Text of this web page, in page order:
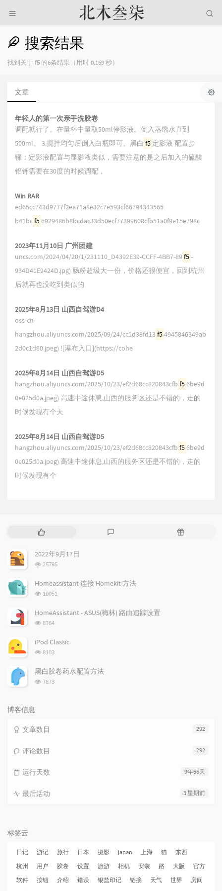
搜索结果
找到关于f5的6条结果（用时 0.169 秒）
文章
年轻人的第一次亲手洗胶卷
调配就行了。在量杯中量取50ml停影液。倒入蒸馏水直到
500ml。 3.搅拌均匀后倒入白瓶即可。黑白 f5 定影液 配置步
骤：定影液配置与显影液类似，需要注意的是之后加入的硫酸
铝钾需要在30度的时候调配，
Win RAR
ed65cc743d9777f2ea71a8e32c7e593cf66794343565
b41bcf56929486b8bcdac33d50ecf77399608cfb51a0f9e15e798c
2023年11月10日 广州团建
uncs.com/2024/04/20/1/231110_D4392E39-CCFF-4BB7-89 f5-
934D41E9424D.jpg) 肠粉超级大一份，价格还很便宜，回到杭州
后就再也没吃到类似的
2025年8月13日 山西自驾游D4
oss-cn-
hangzhou.aliyuncs.com/2025/09/24/cc1d38fd13 f54945846349ab
2d0c1d60.jpeg) ![瀑布入口](https://cohe
2025年8月14日 山西自驾游D5
hangzhou.aliyuncs.com/2025/10/23/ef2d68cc820843cfb f56be9d
0e025d0a.jpeg) 高速中途休息,山西的服务区还是不错的，走的
时候发现有个天
2025年8月14日 山西自驾游D5
hangzhou.aliyuncs.com/2025/10/23/ef2d68cc820843cfb f56be9d
0e025d0a.jpeg) 高速中途休息,山西的服务区还是不错的，走的
时候发现有个
热
文
章
随
2022年9月17日
浏
次
25795
Homeassistant 连接 Homekit 方法
浏
次
10051
HomeAssistant - ASUS(梅林) 路由追踪设置
浏
次
8764
iPod Classic
浏
次
数:
8103
黑白胶卷药水配置方法
浏
7873
博客信息
292
文章数目
292
评论数目
9年66天
运行天数
3 星期前
最后活动
标签云
日记 游记 旅行 日本 摄影 japan 上海 猫
东西
杭州
用户 胶卷 设置 旅游 相机 安装 路 大阪
官方
软件
按钮 介绍 错误 银盐印记 链接 天气 世界
房间